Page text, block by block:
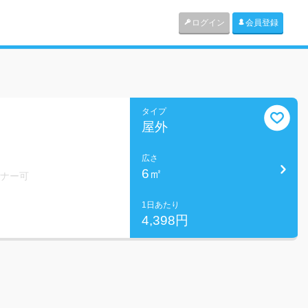
ログイン 会員登録
ー可
タイプ
屋外
広さ
6㎡
1日あたり
4,398円